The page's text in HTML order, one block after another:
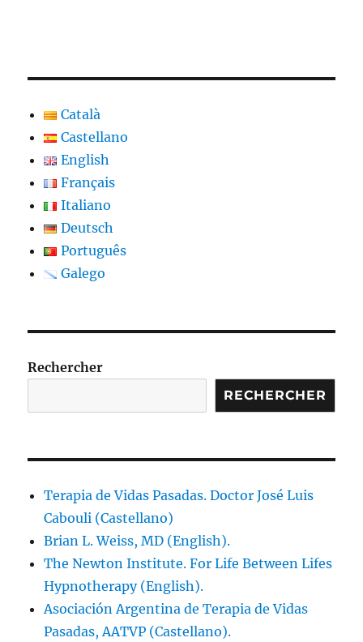
Català
Castellano
English
Français
Italiano
Deutsch
Português
Galego
Rechercher
RECHERCHER
Terapia de Vidas Pasadas. Doctor José Luis
Cabouli (Castellano)
Brian L. Weiss, MD (English).
The Newton Institute. For Life Between Lifes
Hypnotherapy (English).
Asociación Argentina de Terapia de Vidas
Pasadas, AATVP (Castellano).